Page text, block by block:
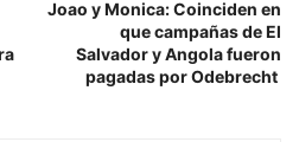
Joao y Monica: Coinciden en
que campañas de El
Salvador y Angola fueron
pagadas por Odebrecht